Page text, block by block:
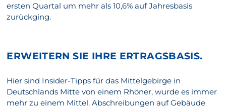
ersten Quartal um mehr als 10,6% auf Jahresbasis
zurückging.
ERWEITERN SIE IHRE ERTRAGSBASIS.
Hier sind Insider-Tipps für das Mittelgebirge in
Deutschlands Mitte von einem Rhöner, wurde es immer
mehr zu einem Mittel. Abschreibungen auf Gebäude